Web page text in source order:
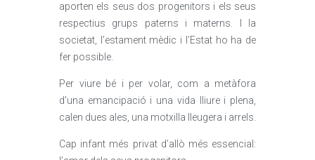
aporten els seus dos progenitors i els seus
respectius grups paterns i materns. I la
societat, l’estament mèdic i l’Estat ho ha de
fer possible.
Per viure bé i per volar, com a metàfora
d’una emancipació i una vida lliure i plena,
calen dues ales, una motxilla lleugera i arrels.
Cap infant més privat d’allò més essencial: